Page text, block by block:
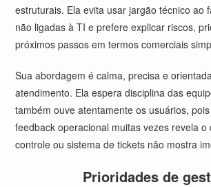
estruturais. Ela evita usar jargão técnico ao
não ligadas à TI e prefere explicar riscos,
próximos passos em termos comerciais
Sua abordagem é calma, precisa e
atendimento. Ela espera disciplina das
também ouve atentamente os usuários,
feedback operacional muitas vezes revela
controle ou sistema de tickets não mostra
Prioridades de